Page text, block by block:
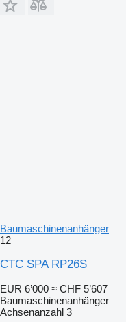
Baumaschinenanhänger
12
CTC SPA RP26S
EUR 6’000 ≈ CHF 5’607
Baumaschinenanhänger
Achsenanzahl 3